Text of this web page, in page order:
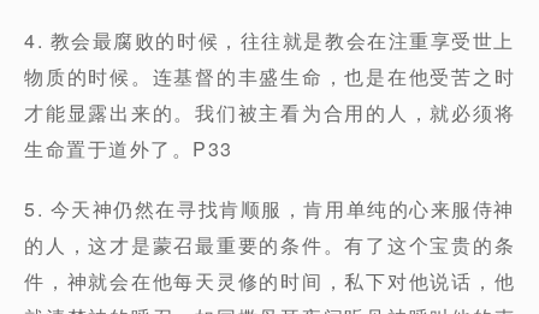
4. 教会最腐败的时候，往往就是教会在注重享受世上
物质的时候。连基督的丰盛生命，也是在他受苦之时
才能显露出来的。我们被主看为合用的人，就必须将
生命置于道外了。P33
5. 今天神仍然在寻找肯顺服，肯用单纯的心来服侍神
的人，这才是蒙召最重要的条件。有了这个宝贵的条
件，神就会在他每天灵修的时间，私下对他说话，他